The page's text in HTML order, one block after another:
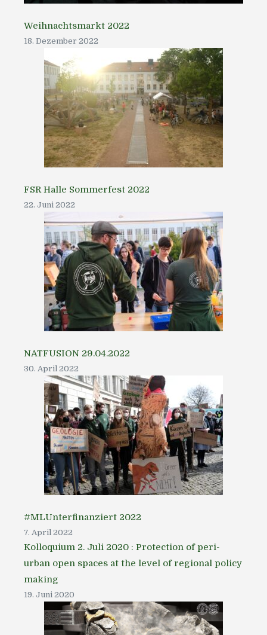
Weihnachtsmarkt 2022
18. Dezember 2022
FSR Halle Sommerfest 2022
22. Juni 2022
NATFUSION 29.04.2022
30. April 2022
#MLUnterfinanziert 2022
7. April 2022
Kolloquium 2. Juli 2020 : Protection of peri-
urban open spaces at the level of regional policy
making
19. Juni 2020